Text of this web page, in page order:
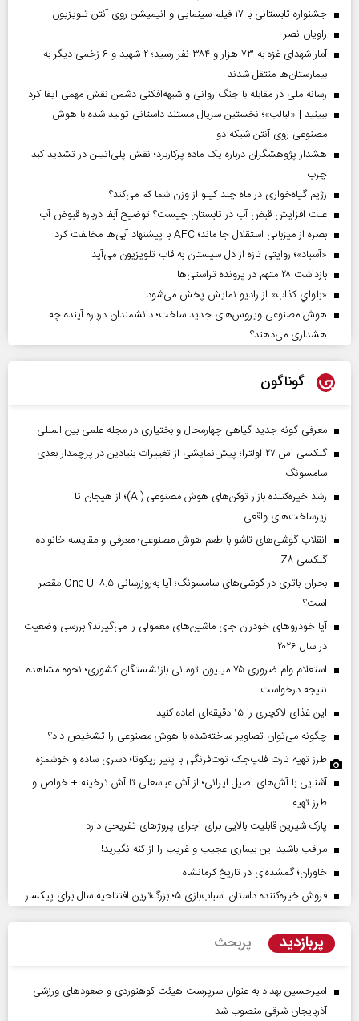
جشنواره تابستانی با ۱۷ فیلم سینمایی و انیمیشن روی آنتن تلویزیون
راویان نصر
آمار شهدای غزه به ۷۳ هزار و ۳۸۴ نفر رسید؛ ۲ شهید و ۶ زخمی دیگر به
بیمارستان‌ها منتقل شدند
رسانه ملی در مقابله با جنگ روانی و شبهه‌افکنی دشمن نقش مهمی ایفا کرد
ببینید | «لبالب»؛ نخستین سریال مستند داستانی تولید شده با هوش
مصنوعی روی آنتن شبکه دو
هشدار پژوهشگران درباره یک ماده پرکاربرد؛ نقش پلی‌اتیلن در تشدید کبد
چرب
رژیم گیاه‌خواری در ماه چند کیلو از وزن شما کم می‌کند؟
علت افزایش قبض آب در تابستان چیست؟ توضیح آبفا درباره قبوض آب
بصره از میزبانی استقلال جا ماند؛ AFC با پیشنهاد آبی‌ها مخالفت کرد
«آسباد»؛ روایتی تازه از دل سیستان به قاب تلویزیون می‌آید
بازداشت ۲۸ متهم در پرونده تراستی‌ها
«بلواي کذاب» از رادیو نمایش پخش می‌شود
هوش مصنوعی ویروس‌های جدید ساخت؛ دانشمندان درباره آینده چه
هشداری می‌دهند؟
گوناگون
معرفی گونه جدید گیاهی چهارمحال و بختیاری در مجله علمی بین المللی
گلکسی اس ۲۷ اولترا؛ پیش‌نمایشی از تغییرات بنیادین در پرچمدار بعدی
سامسونگ
رشد خیره‌کننده بازار توکن‌های هوش مصنوعی (AI)؛ از هیجان تا
زیرساخت‌های واقعی
انقلاب گوشی‌های تاشو‌ با طعم هوش مصنوعی؛ معرفی و مقایسه خانواده
گلکسی Z۸
بحران باتری در گوشی‌های سامسونگ؛ آیا به‌روزرسانی One UI ۸.۵ مقصر
است؟
آیا خودروهای خودران جای ماشین‌های معمولی را می‌گیرند؟ بررسی وضعیت
در سال ۲۰۲۶
استعلام وام ضروری ۷۵ میلیون تومانی بازنشستگان کشوری؛ نحوه مشاهده
نتیجه درخواست
این غذای لاکچری را ۱۵ دقیقه‌ای آماده کنید
چگونه می‌توان تصاویر ساخته‌شده با هوش مصنوعی را تشخیص داد؟
طرز تهیه تارت فلپ‌جک توت‌فرنگی با پنیر ریکوتا؛ دسری ساده و خوشمزه
آشنایی با آش‌های اصیل ایرانی؛ از آش عباسعلی تا آش ترخینه + خواص و
طرز تهیه
پارک شیرین قابلیت‌ بالایی برای اجرای پروژهای تفریحی دارد
مراقب باشید این بیماری عجیب و غریب را از کنه نگیرید!
خاوران؛ گمشده‌ای در تاریخ کرمانشاه
فروش خیره‌کننده داستان اسباب‌بازی ۵؛ بزرگ‌ترین افتتاحیه سال برای پیکسار
پربازدید پربحث
امیرحسین بهداد به عنوان سرپرست هیئت کوهنوردی و صعودهای ورزشی
آذربایجان شرقی منصوب شد